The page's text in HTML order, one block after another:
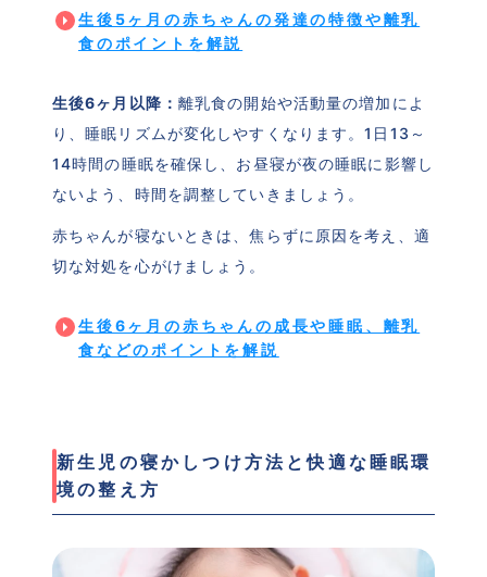
生後5ヶ月の赤ちゃんの発達の特徴や離乳
食のポイントを解説
生後6ヶ月以降： 離乳食の開始や活動量の増加によ
り、睡眠リズムが変化しやすくなります。1日13～
14時間の睡眠を確保し、お昼寝が夜の睡眠に影響し
ないよう、時間を調整していきましょう。
赤ちゃんが寝ないときは、焦らずに原因を考え、適
切な対処を心がけましょう。
生後6ヶ月の赤ちゃんの成長や睡眠、離乳
食などのポイントを解説
新生児の寝かしつけ方法と快適な睡眠環
境の整え方